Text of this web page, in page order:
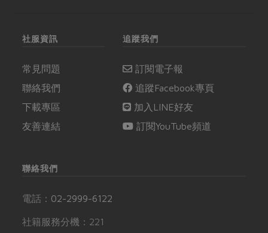
社服資訊
常見問題
聯絡我們
下載專區
友善連結
追蹤我們
訂閱電子報
追蹤Facebook專頁
加入LINE好友
訂閱YouTube頻道
聯絡我們
電話： 02-2999-6122
社籍服務分機：221